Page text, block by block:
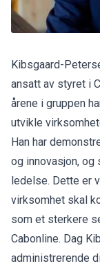
Kibsgaard-
ansatt av styret i
årene i gruppen
utvikle
Han har
og innovasjon,
ledelse. Dette er
virksomhet skal
som et sterkere
Cabonline. Dag
administrerende